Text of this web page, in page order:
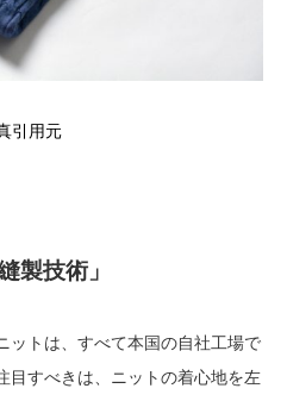
引用元
製技術」
ットは、すべて本国の自社工場で
目すべきは、ニットの着心地を左